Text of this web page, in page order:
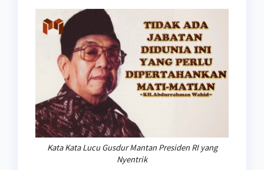
Kata Kata Lucu Gusdur Mantan Presiden RI yang
Nyentrik